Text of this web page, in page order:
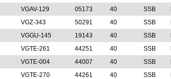
VGAV-129 05173 40 SSB
VGZ-343 50291 40 SSB
VGGU-145 19143 40 SSB
VGTE-261 44251 40 SSB
VGTE-004 44007 40 SSB
VGTE-270 44261 40 SSB